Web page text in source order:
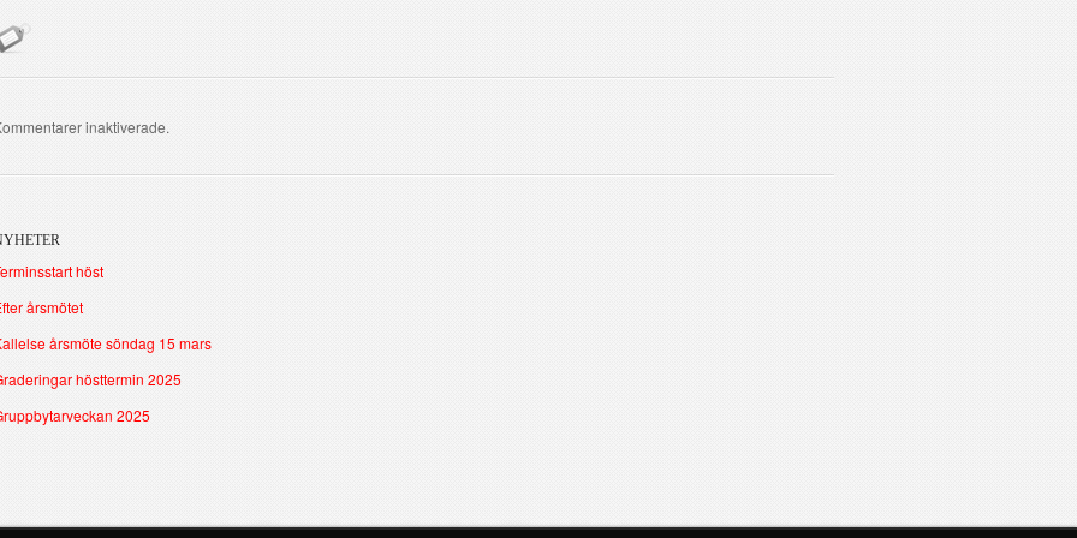
inaktiverade.
höst
årsmötet
årsmöte söndag 15 mars
hösttermin 2025
2025